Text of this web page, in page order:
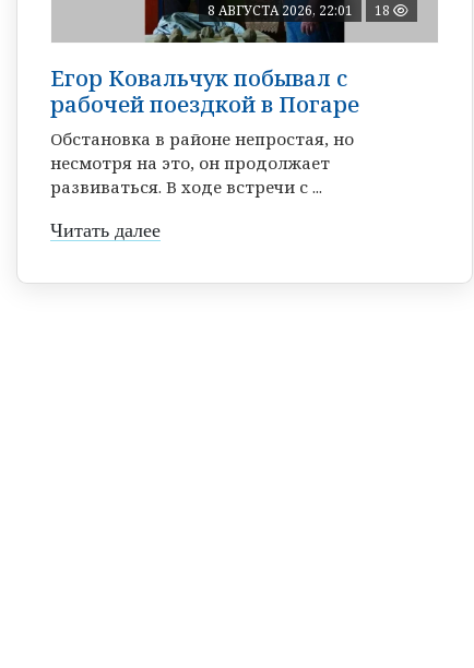
8 АВГУСТА 2026, 22:01 18
Егор Ковальчук побывал с
рабочей поездкой в Погаре
Обстановка в районе непростая, но
несмотря на это, он продолжает
развиваться. В ходе встречи с ...
Читать далее